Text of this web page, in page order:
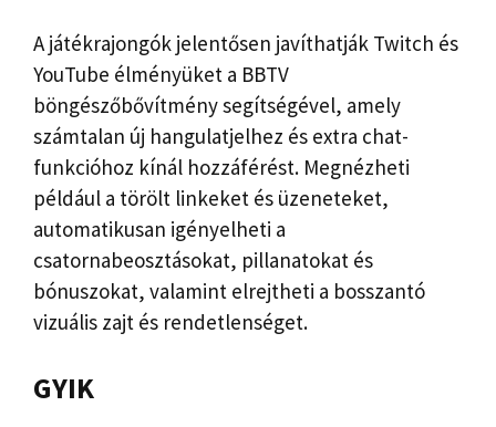
A játékrajongók jelentősen javíthatják Twitch és
YouTube élményüket a BBTV
böngészőbővítmény segítségével, amely
számtalan új hangulatjelhez és extra chat-
funkcióhoz kínál hozzáférést. Megnézheti
például a törölt linkeket és üzeneteket,
automatikusan igényelheti a
csatornabeosztásokat, pillanatokat és
bónuszokat, valamint elrejtheti a bosszantó
vizuális zajt és rendetlenséget.
GYIK